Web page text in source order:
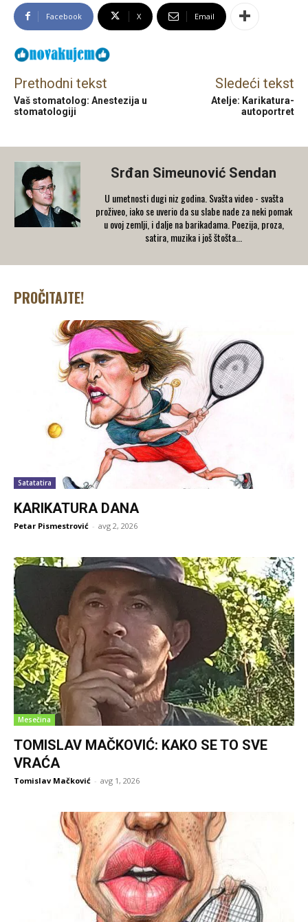
Facebook X Email
Prethodni tekst
Vaš stomatolog: Anestezija u
stomatologiji
Sledeći tekst
Atelje: Karikatura-
autoportret
Srđan Simeunović Sendan
U umetnosti dugi niz godina. Svašta video - svašta
proživeo, iako se uverio da su slabe nade za neki pomak
u ovoj zemlji, i dalje na barikadama. Poezija, proza,
satira, muzika i još štošta...
PROČITAJTE!
Satatatira
KARIKATURA DANA
Petar Pismestrović - avg 2, 2026
Mesečina
TOMISLAV MAČKOVIĆ: KAKO SE TO SVE
VRAĆA
Tomislav Mačković - avg 1, 2026